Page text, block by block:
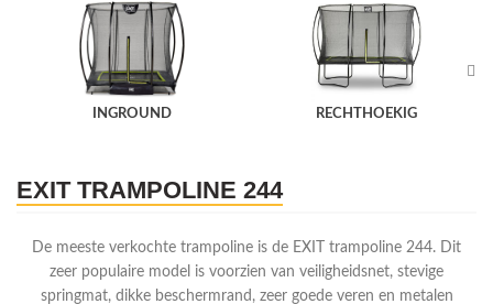
INGROUND RECHTHOEKIG
EXIT TRAMPOLINE 244
De meeste verkochte trampoline is de EXIT trampoline 244. Dit
zeer populaire model is voorzien van veiligheidsnet, stevige
springmat, dikke beschermrand, zeer goede veren en metalen